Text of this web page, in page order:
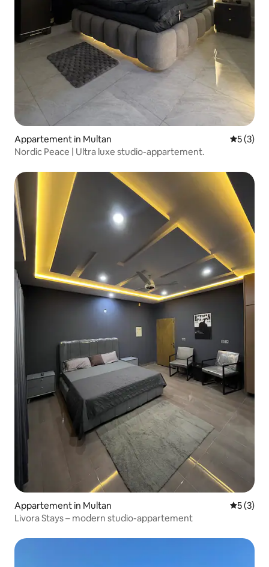
Appartement in Multan
5 (3)
Nordic Peace | Ultra luxe studio-appartement.
Appartement in Multan
5 (3)
Livora Stays – modern studio-appartement